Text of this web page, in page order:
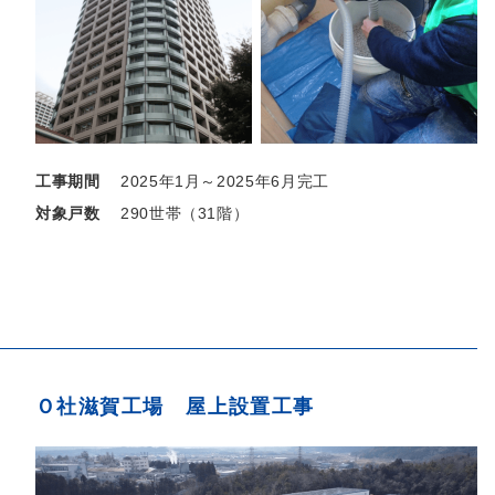
工事期間
2025年1月～2025年6月完工
対象戸数
290世帯（31階）
Ｏ社滋賀工場 屋上設置工事